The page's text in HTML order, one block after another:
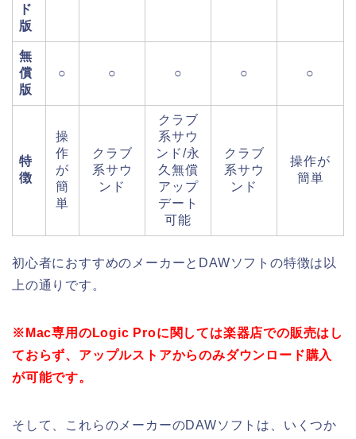
ド
版
無
償
版
○ ○ ○ ○ ○
特
徴
操
作
が
簡
単
クラブ
系サウ
ンド
クラブ
系サウ
ンド/永
久無償
アップ
デート
可能
クラブ
系サウ
ンド
操作が
簡単
初心者におすすめのメーカーとDAWソフトの特徴は以
上の通りです。
※Mac専用のLogic Proに関しては楽器店での販売はし
ておらず、アップルストアからのみダウンロード購入
が可能です。
そして、これらのメーカーのDAWソフトは、いくつか